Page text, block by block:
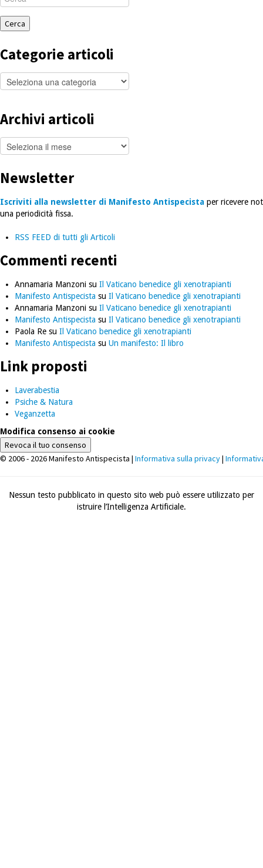
per:
Categorie articoli
Categorie
articoli
Archivi articoli
Archivi
articoli
Newsletter
Iscriviti alla newsletter di Manifesto Antispecista per ricevere
una periodicità fissa.
RSS FEED di tutti gli Articoli
Commenti recenti
Annamaria Manzoni su Il Vaticano benedice gli xenotrapianti
Manifesto Antispecista su Il Vaticano benedice gli xenotrapianti
Annamaria Manzoni su Il Vaticano benedice gli xenotrapianti
Manifesto Antispecista su Il Vaticano benedice gli xenotrapianti
Paola Re su Il Vaticano benedice gli xenotrapianti
Manifesto Antispecista su Un manifesto: Il libro
Link proposti
Laverabestia
Psiche & Natura
Veganzetta
Modifica consenso ai cookie
Revoca il tuo consenso
© 2006 - 2026 Manifesto Antispecista | Informativa sulla privacy|
Nessun testo pubblicato in questo sito web può essere utilizzato per
istruire l’Intelligenza Artificiale.